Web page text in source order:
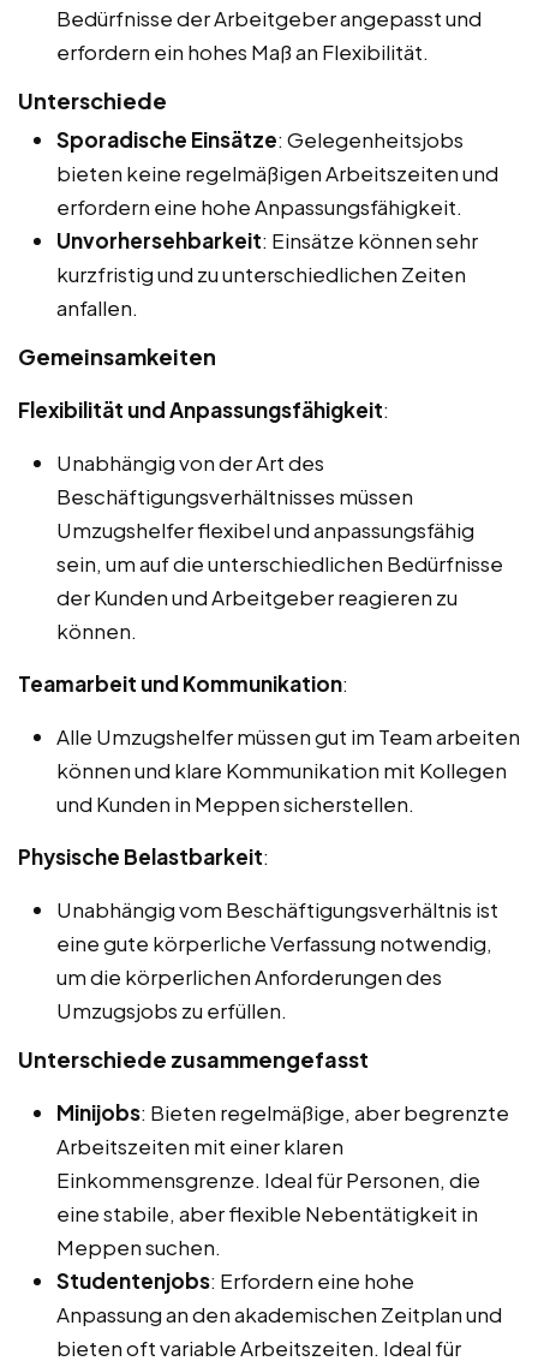
Bedürfnisse der Arbeitgeber angepasst und
erfordern ein hohes Maß an Flexibilität.
Unterschiede
Sporadische Einsätze: Gelegenheitsjobs
bieten keine regelmäßigen Arbeitszeiten und
erfordern eine hohe Anpassungsfähigkeit.
Unvorhersehbarkeit: Einsätze können sehr
kurzfristig und zu unterschiedlichen Zeiten
anfallen.
Gemeinsamkeiten
Flexibilität und Anpassungsfähigkeit:
Unabhängig von der Art des
Beschäftigungsverhältnisses müssen
Umzugshelfer flexibel und anpassungsfähig
sein, um auf die unterschiedlichen Bedürfnisse
der Kunden und Arbeitgeber reagieren zu
können.
Teamarbeit und Kommunikation:
Alle Umzugshelfer müssen gut im Team arbeiten
können und klare Kommunikation mit Kollegen
und Kunden in Meppen sicherstellen.
Physische Belastbarkeit:
Unabhängig vom Beschäftigungsverhältnis ist
eine gute körperliche Verfassung notwendig,
um die körperlichen Anforderungen des
Umzugsjobs zu erfüllen.
Unterschiede zusammengefasst
Minijobs: Bieten regelmäßige, aber begrenzte
Arbeitszeiten mit einer klaren
Einkommensgrenze. Ideal für Personen, die
eine stabile, aber flexible Nebentätigkeit in
Meppen suchen.
Studentenjobs: Erfordern eine hohe
Anpassung an den akademischen Zeitplan und
bieten oft variable Arbeitszeiten. Ideal für